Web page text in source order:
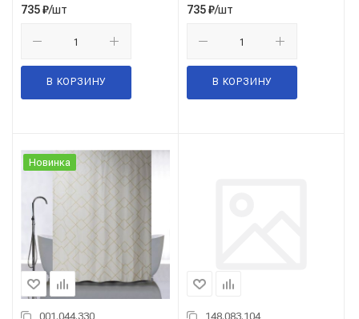
735₽/шт
В КОРЗИНУ
735₽/шт
В КОРЗИНУ
Новинка
001.044.330 148.083.104